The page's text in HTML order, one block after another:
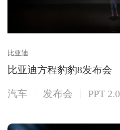
比亚迪
比亚迪方程豹豹8发布会
汽车 发布会 PPT 2.0